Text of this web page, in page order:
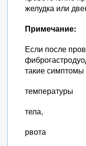
желудка или
Примечание:
Если после
такие
температуры
тела,
рвота